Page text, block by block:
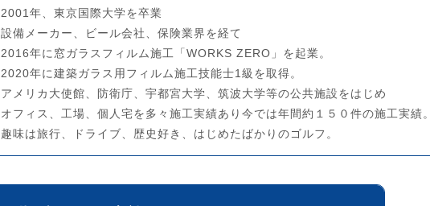
2001年、東京国際大学を卒業
設備メーカー、ビール会社、保険業界を経て
2016年に窓ガラスフィルム施工「WORKS ZERO」を起業。
2020年に建築ガラス用フィルム施工技能士1級を取得。
アメリカ大使館、防衛庁、宇都宮大学、筑波大学等の公共施設をはじめ
オフィス、工場、個人宅を多々施工実績あり今では年間約１５０件の施工実績。
趣味は旅行、ドライブ、歴史好き、はじめたばかりのゴルフ。